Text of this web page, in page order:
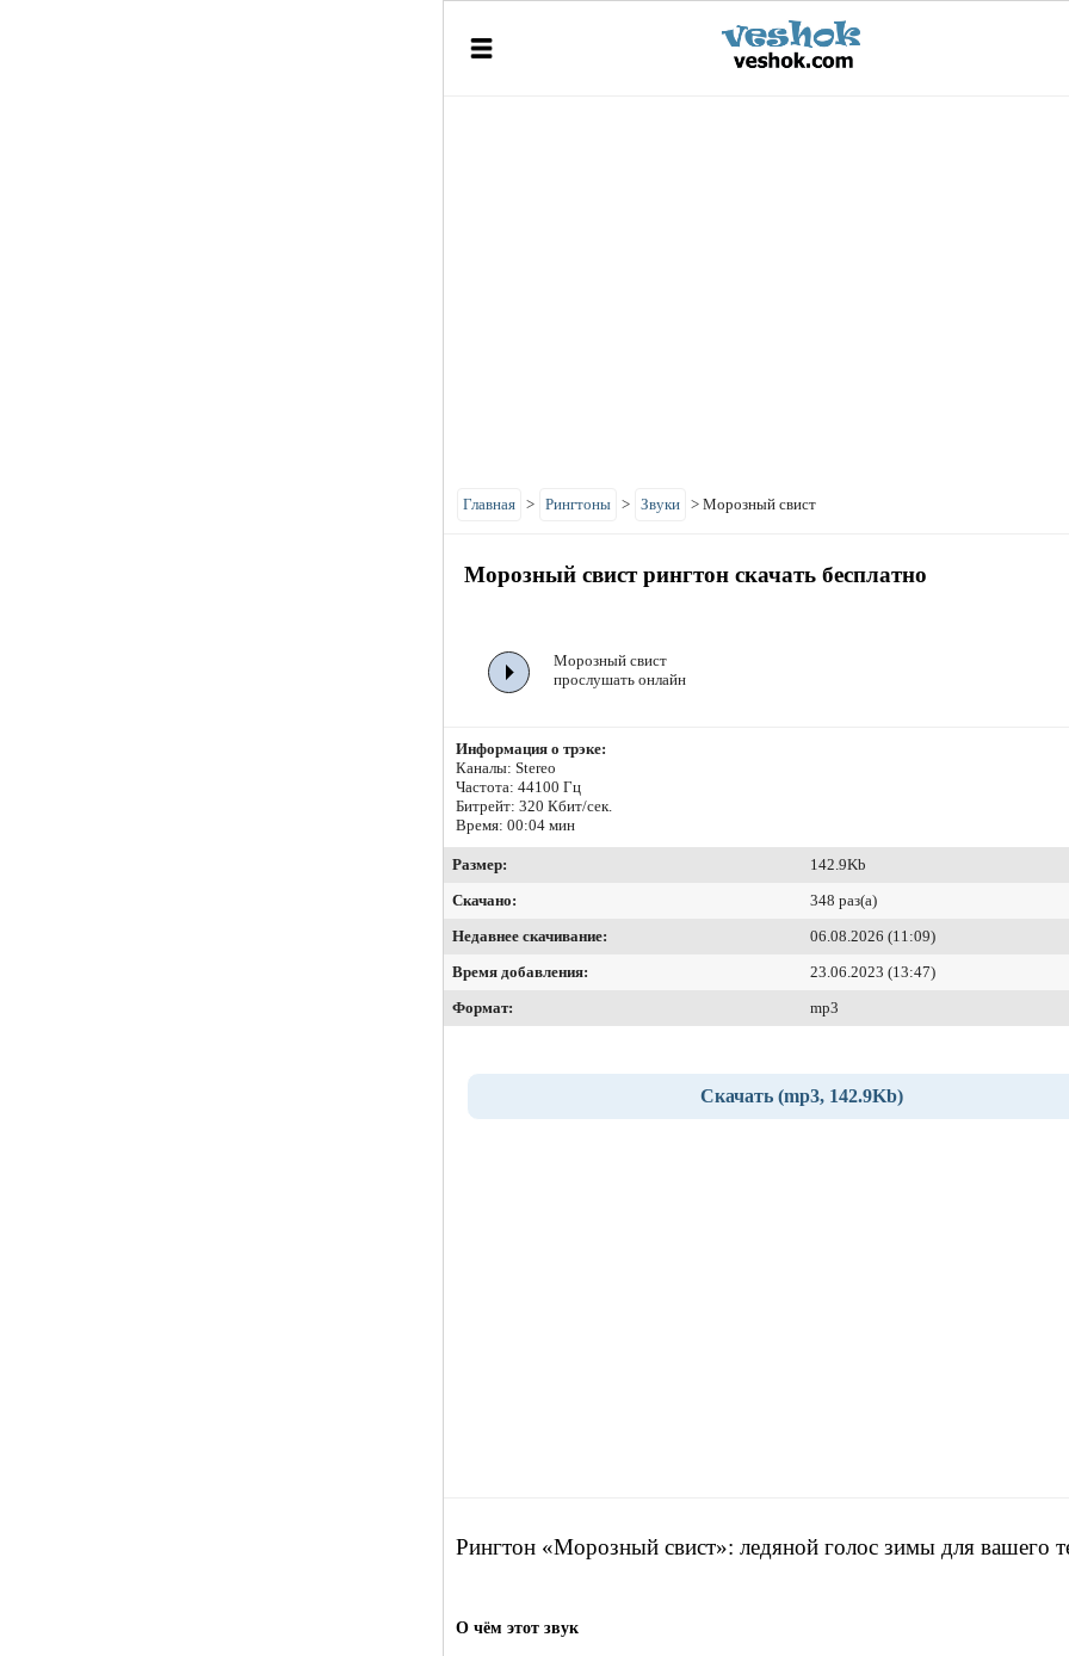
Главная > Рингтоны > Звуки > Морозный свист
Морозный свист рингтон скачать бесплатно
Морозный свист
прослушать онлайн
Информация о трэке:
Каналы: Stereo
Частота: 44100 Гц
Битрейт: 320 Кбит/сек.
Время: 00:04 мин
Размер:
142.9Kb
Скачано:
348 раз(а)
Недавнее скачивание:
06.08.2026 (11:09)
Время добавления:
23.06.2023 (13:47)
Формат:
mp3
Скачать (mp3, 142.9Kb)
Рингтон «Морозный свист»: ледяной голос зимы для вашего
О чём этот звук